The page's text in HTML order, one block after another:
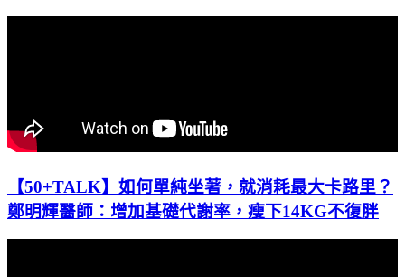
【50+TALK】如何單純坐著，就消耗最大卡路里？
鄭明輝醫師：增加基礎代謝率，瘦下14KG不復胖